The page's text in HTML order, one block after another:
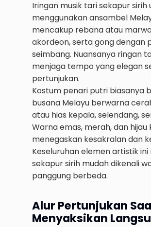
Iringan musik tari sekapur sirih
menggunakan ansambel
mencakup rebana atau
akordeon, serta gong dengan
seimbang. Nuansanya ringan
menjaga tempo yang elegan
pertunjukan.
Kostum penari putri biasanya
busana Melayu berwarna
atau hias kepala, selendang,
Warna emas, merah, dan
menegaskan kesakralan dan
Keseluruhan elemen artistik
sekapur sirih mudah dikenali
panggung berbeda.
Alur Pertunjukan
Menyaksikan